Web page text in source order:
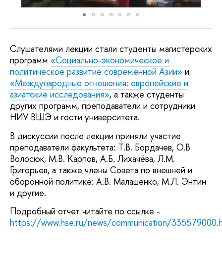
Слушателями лекции стали студенты магистерских
программ «Социально-экономическое и
политическое развитие современной Азии» и
«Международные отношения: европейские и
азиатские исследования», а также студенты
других программ, преподаватели и сотрудники
НИУ ВШЭ и гости университета.
В дискуссии после лекции приняли участие
преподаватели факультета: Т.В. Бордачев, О.В
Волосюк, М.В. Карпов, А.Б. Лихачёва, Л.М.
Григорьев, а также члены Совета по внешней и
оборонной политике: А.В. Малашенко, М.Л. Энтин
и другие.
Подробный отчет читайте по ссылке -
https://www.hse.ru/news/communication/